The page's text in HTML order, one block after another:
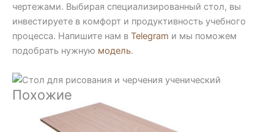
чертежами. Выбирая специализированный стол, вы
инвестируете в комфорт и продуктивность учебного
процесса. Напишите нам в Telegram и мы поможем
подобрать нужную модель.
Похожие